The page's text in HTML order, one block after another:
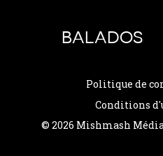
BALADOS
Politique de
Conditions
© 2026 Mishmash